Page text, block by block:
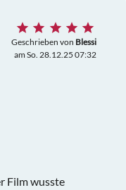
Geschrieben von Blessi
am So. 28.12.25 07:32
Film wusste